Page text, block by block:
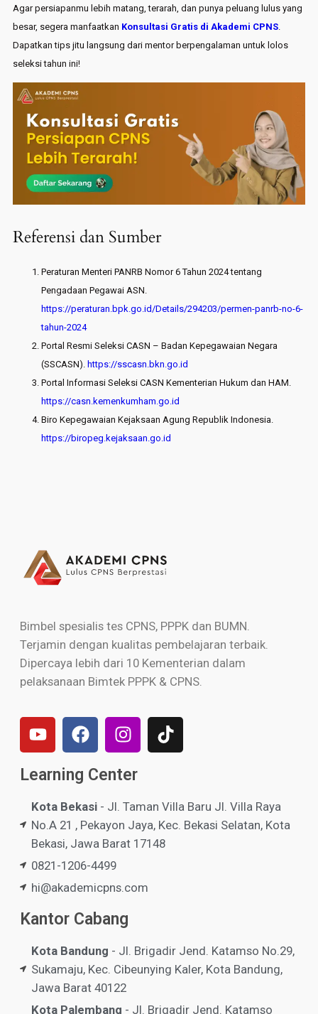
Agar persiapanmu lebih matang, terarah, dan punya peluang lulus yang
besar, segera manfaatkan Konsultasi Gratis di Akademi CPNS
Dapatkan tips jitu langsung dari mentor berpengalaman untuk lolos
seleksi tahun ini!
Referensi dan Sumber
Peraturan Menteri PANRB Nomor 6 Tahun 2024 tentang
Pengadaan Pegawai ASN.
https://peraturan.bpk.go.id/Details/294203/permen-panrb-no-6-
tahun-2024
Portal Resmi Seleksi CASN – Badan Kepegawaian Negara
(SSCASN). https://sscasn.bkn.go.id
Portal Informasi Seleksi CASN Kementerian Hukum dan HAM.
https://casn.kemenkumham.go.id
Biro Kepegawaian Kejaksaan Agung Republik Indonesia.
https://biropeg.kejaksaan.go.id
Bimbel spesialis tes CPNS, PPPK dan BUMN.
Terjamin dengan kualitas pembelajaran terbaik.
Dipercaya lebih dari 10 Kementerian dalam
pelaksanaan Bimtek PPPK & CPNS.
Learning Center
Kota Bekasi - Jl. Taman Villa Baru Jl. Villa Raya
No.A 21 , Pekayon Jaya, Kec. Bekasi Selatan, Kota
Bekasi, Jawa Barat 17148
0821-1206-4499
hi@akademicpns.com
Kantor Cabang
Kota Bandung - Jl. Brigadir Jend. Katamso No.29,
Sukamaju, Kec. Cibeunying Kaler, Kota Bandung,
Jawa Barat 40122
Kota Palembang - Jl. Brigadir Jend. Katamso